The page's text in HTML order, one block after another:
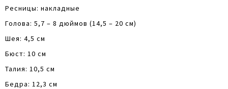
Ресницы: накладные
Голова: 5,7 – 8 дюймов (14,5 – 20 см)
Шея: 4,5 см
Бюст: 10 см
Талия: 10,5 см
Бедра: 12,3 см